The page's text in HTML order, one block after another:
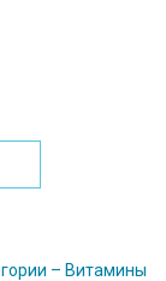
– Витамины